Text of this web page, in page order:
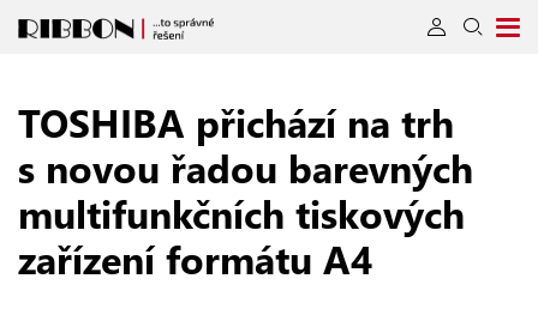
TOSHIBA přichází na trh
s novou řadou barevných
multifunkčních tiskových
zařízení formátu A4